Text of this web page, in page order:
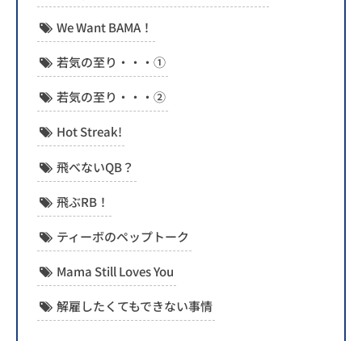
We Want BAMA！
若気の至り・・・①
若気の至り・・・②
Hot Streak!
飛べないQB？
飛ぶRB！
ティーボのペップトーク
Mama Still Loves You
解雇したくてもできない事情